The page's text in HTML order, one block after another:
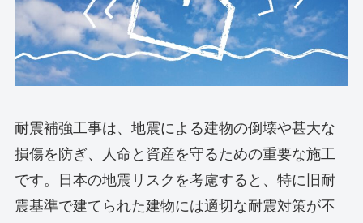
耐震補強工事は、地震による建物の倒壊や甚大な
損傷を防ぎ、人命と資産を守るための重要な施工
です。日本の地震リスクを考慮すると、特に旧耐
震基準で建てられた建物には適切な耐震対策が不